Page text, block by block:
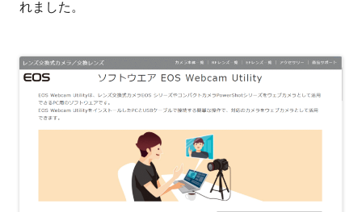
れました。